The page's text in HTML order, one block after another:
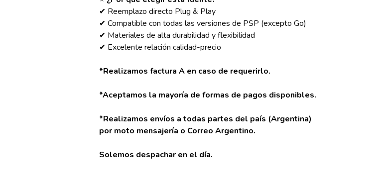
✔ Reemplazo directo Plug & Play
✔ Compatible con todas las versiones de PSP (excepto Go)
✔ Materiales de alta durabilidad y flexibilidad
✔ Excelente relación calidad-precio
*Realizamos factura A en caso de requerirlo.
*Aceptamos la mayoría de formas de pagos disponibles.
*Realizamos envíos a todas partes del país (Argentina)
por moto mensajería o Correo Argentino.
Solemos despachar en el día.